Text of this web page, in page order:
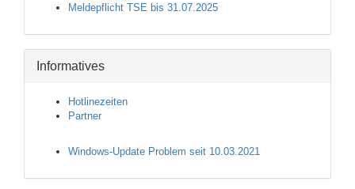
Meldepflicht TSE bis 31.07.2025
Informatives
Hotlinezeiten
Partner
Windows-Update Problem seit 10.03.2021